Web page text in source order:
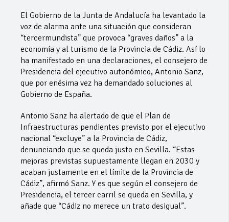
El Gobierno de la Junta de Andalucía ha levantado la
voz de alarma ante una situación que consideran
“tercermundista” que provoca “graves daños” a la
economía y al turismo de la Provincia de Cádiz. Así lo
ha manifestado en una declaraciones, el consejero de
Presidencia del ejecutivo autonómico, Antonio Sanz,
que por enésima vez ha demandado soluciones al
Gobierno de España.
Antonio Sanz ha alertado de que el Plan de
Infraestructuras pendientes previsto por el ejecutivo
nacional “excluye” a la Provincia de Cádiz,
denunciando que se queda justo en Sevilla. “Estas
mejoras previstas supuestamente llegan en 2030 y
acaban justamente en el límite de la Provincia de
Cádiz”, afirmó Sanz. Y es que según el consejero de
Presidencia, el tercer carril se queda en Sevilla, y
añade que “Cádiz no merece un trato desigual”.